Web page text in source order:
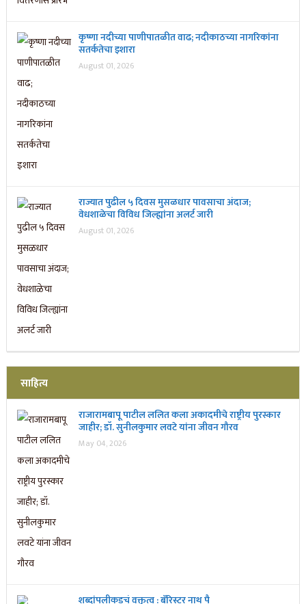
कृष्णा नदीच्या पाणीपातळीत वाढ; नदीकाठच्या नागरिकांना
सतर्कतेचा इशारा
August 01, 2026
राज्यात पुढील ५ दिवस मुसळधार पावसाचा अंदाज;
वेधशाळेचा विविध जिल्ह्यांना अलर्ट जारी
August 01, 2026
साहित्य
राजारामबापू पाटील ललित कला अकादमीचे राष्ट्रीय पुरस्कार
जाहीर; डॉ. सुनीलकुमार लवटे यांना जीवन गौरव
May 04, 2026
शब्दांपलीकडचं वक्तृत्व : बॅरिस्टर नाथ पै